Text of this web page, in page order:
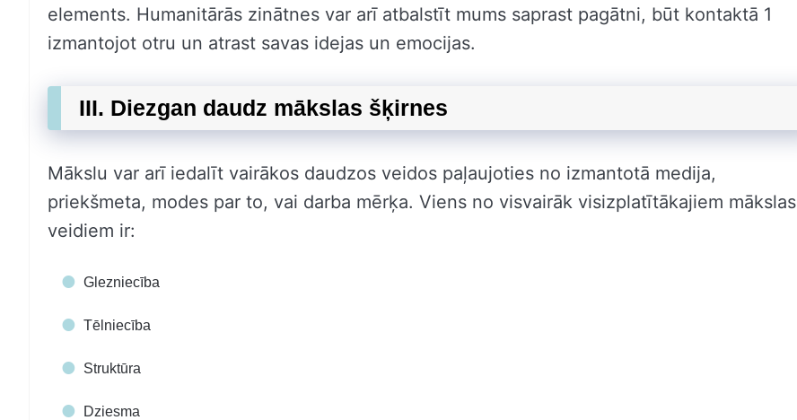
elements. Humanitārās zinātnes var arī atbalstīt mums saprast pagātni, būt kontaktā 1
izmantojot otru un atrast savas idejas un emocijas.
III. Diezgan daudz mākslas šķirnes
Mākslu var arī iedalīt vairākos daudzos veidos paļaujoties no izmantotā medija,
priekšmeta, modes par to, vai darba mērķa. Viens no visvairāk visizplatītākajiem mākslas
veidiem ir:
Glezniecība
Tēlniecība
Struktūra
Dziesma